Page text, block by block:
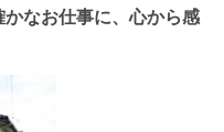
なお仕事に、心から感